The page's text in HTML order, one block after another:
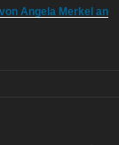
Angela Merkel an